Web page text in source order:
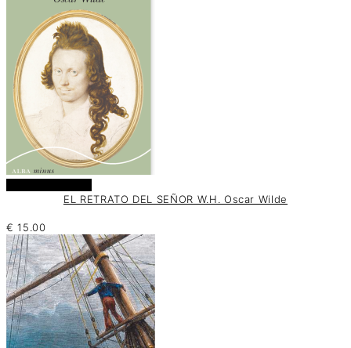
EL RETRATO DEL SEÑOR W.H. Oscar Wilde
€ 15.00